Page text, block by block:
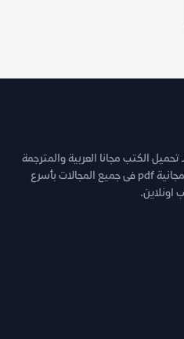
الكتب مجانا العربية والمترجمة
والروايات والقصص وغيرها من كتب مجانية pdf فى جميع المجالات بأسرع
اونلاين.